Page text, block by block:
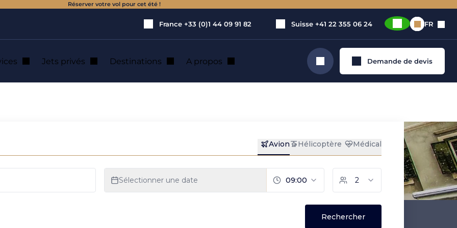
Réserver votre vol pour cet été !
France +33 (0)1 44 09 91 82 Suisse +41 22 355 06 24 FR
Jets privés Destinations A propos Rechercher Demande de devis